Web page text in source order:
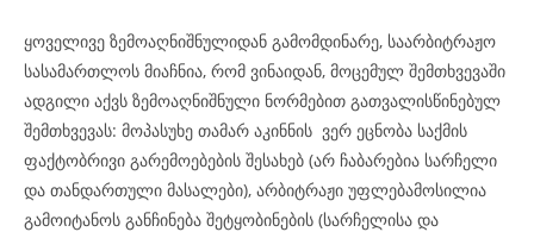
ყოველივე ზემოაღნიშნულიდან გამომდინარე, საარბიტრაჟო
სასამართლოს მიაჩნია, რომ ვინაიდან, მოცემულ შემთხვევაში
ადგილი აქვს ზემოაღნიშნული ნორმებით გათვალისწინებულ
შემთხვევას: მოპასუხე თამარ აკინნის ვერ ეცნობა საქმის
ფაქტობრივი გარემოებების შესახებ (არ ჩაბარებია სარჩელი
და თანდართული მასალები), არბიტრაჟი უფლებამოსილია
გამოიტანოს განჩინება შეტყობინების (სარჩელისა და